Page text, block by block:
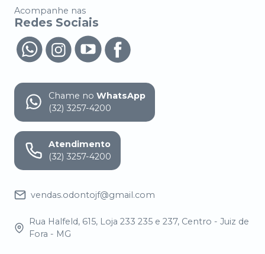
Acompanhe nas
Redes Sociais
Chame no WhatsApp
(32) 3257-4200
Atendimento
(32) 3257-4200
vendas.odontojf@gmail.com
Rua Halfeld, 615, Loja 233 235 e 237, Centro - Juiz de
Fora - MG